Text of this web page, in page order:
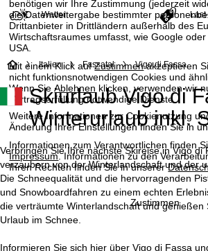
benötigen wir Ihre Zustimmung (jederzeit
die Datenweitergabe bestimmter
Drittanbieter in Drittländern außerhalb des
Wirtschaftsraumes umfasst, wie Google
USA.
Mit einem Klick aufZustimmenakzeptieren
nicht funktionsnotwendigen Cookies und
Wenn SieAblehnen klicken, verwenden wir
Vertragserfüllung notwendige Dienste.
Weitere Informationen zur Cookienutzung
Änderung Ihrer Einstellungen finden Sie in
Informationen zum Verantwortlichen finden
Impressum. Informationen zu den
Ihren Rechten finden Sie in unserer
Zustimmen
Wetter
S
t
a
r
t
s
Italien Fassatal Vigo di Fassa
Skiurlaub Vigo di
Winterurlaub inkl.
Verbringen Sie Ihre nächste Skireise in Vigo di
verzaubern von der Winterlandschaft und der
Die Schneequalität und die hervorragenden
und Snowboardfahren zu einem echten
die verträumte Winterlandschaft und genießen
Urlaub im Schnee.
Informieren Sie sich hier über Vigo di Fassa